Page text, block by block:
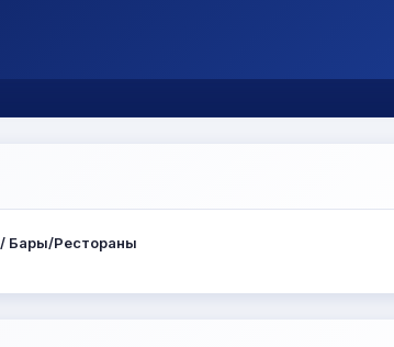
/ Бары/Рестораны